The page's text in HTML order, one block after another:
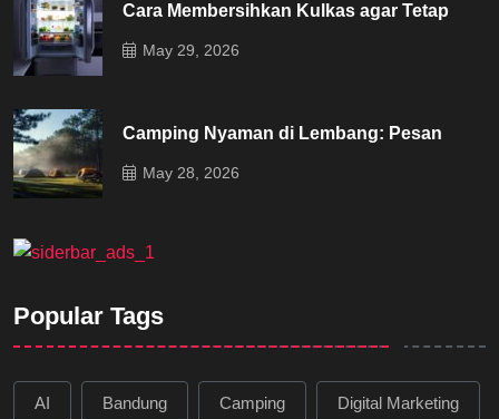
Cara Membersihkan Kulkas agar Tetap
May 29, 2026
Camping Nyaman di Lembang: Pesan
May 28, 2026
Popular Tags
AI Bandung Camping Digital Marketing